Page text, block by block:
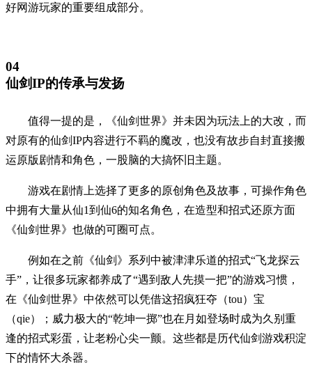
好网游玩家的重要组成部分。
04
仙剑IP的传承与发扬
值得一提的是，《仙剑世界》并未因为玩法上的大改，而
对原有的仙剑IP内容进行不羁的魔改，也没有故步自封直接搬
运原版剧情和角色，一股脑的大搞怀旧主题。
游戏在剧情上选择了更多的原创角色及故事，可操作角色
中拥有大量从仙1到仙6的知名角色，在造型和招式还原方面
《仙剑世界》也做的可圈可点。
例如在之前《仙剑》系列中被津津乐道的招式“飞龙探云
手”，让很多玩家都养成了“遇到敌人先摸一把”的游戏习惯，
在《仙剑世界》中依然可以凭借这招疯狂夺（tou）宝
（qie）；威力极大的“乾坤一掷”也在月如登场时成为久别重
逢的招式彩蛋，让老粉心尖一颤。这些都是历代仙剑游戏积淀
下的情怀大杀器。